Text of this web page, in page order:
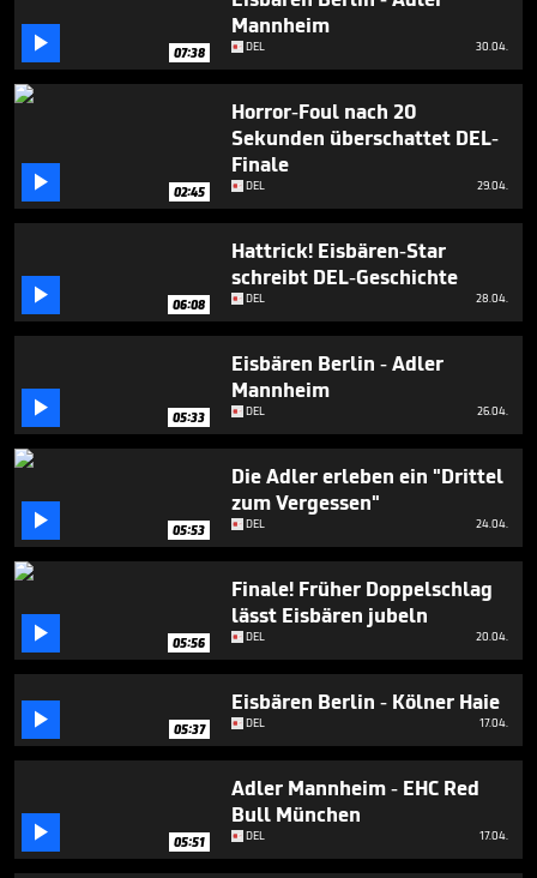
10
seconds
 07:38
Mannheim
DEL 30.04.
 02:45
Horror-Foul nach 20
Sekunden überschattet DEL-
Finale
DEL 29.04.
 06:08
Hattrick! Eisbären-Star
schreibt DEL-Geschichte
DEL 28.04.
 05:33
Eisbären Berlin - Adler
Mannheim
DEL 26.04.
 05:53
Die Adler erleben ein "Drittel
zum Vergessen"
DEL 24.04.
 05:56
Finale! Früher Doppelschlag
lässt Eisbären jubeln
DEL 20.04.
 05:37
Eisbären Berlin - Kölner Haie
DEL 17.04.
 05:51
Adler Mannheim - EHC Red
Bull München
DEL 17.04.